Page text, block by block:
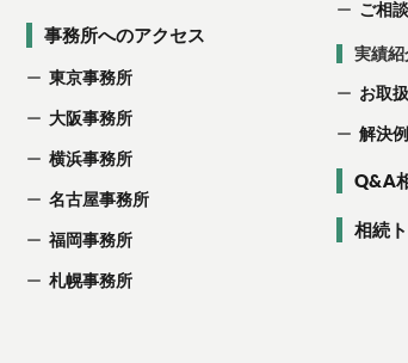
事務所へのアクセス
東京事務所
大阪事務所
横浜事務所
名古屋事務所
福岡事務所
札幌事務所
ご相
実績紹
お取
解決例
Q&A
相続